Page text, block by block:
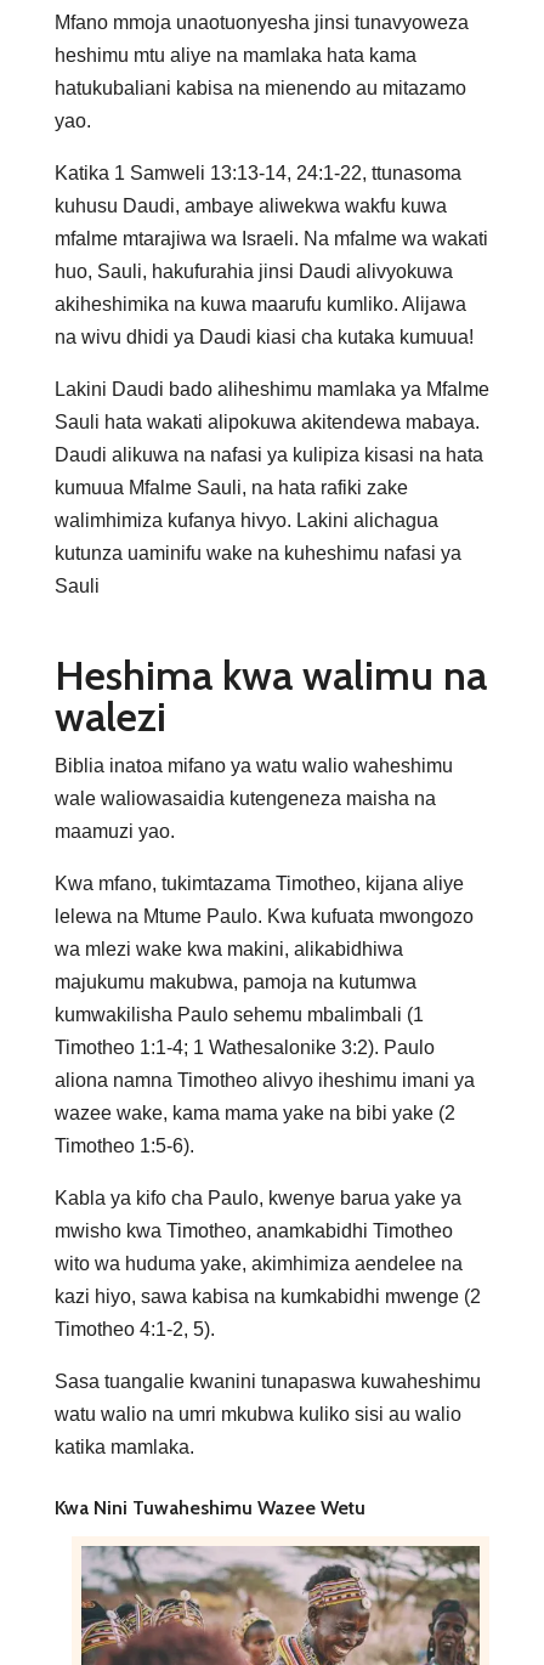
Mfano mmoja unaotuonyesha jinsi tunavyoweza
heshimu mtu aliye na mamlaka hata kama
hatukubaliani kabisa na mienendo au mitazamo
yao.
Katika 1 Samweli 13:13-14, 24:1-22, ttunasoma
kuhusu Daudi, ambaye aliwekwa wakfu kuwa
mfalme mtarajiwa wa Israeli. Na mfalme wa wakati
huo, Sauli, hakufurahia jinsi Daudi alivyokuwa
akiheshimika na kuwa maarufu kumliko. Alijawa
na wivu dhidi ya Daudi kiasi cha kutaka kumuua!
Lakini Daudi bado aliheshimu mamlaka ya Mfalme
Sauli hata wakati alipokuwa akitendewa mabaya.
Daudi alikuwa na nafasi ya kulipiza kisasi na hata
kumuua Mfalme Sauli, na hata rafiki zake
walimhimiza kufanya hivyo. Lakini alichagua
kutunza uaminifu wake na kuheshimu nafasi ya
Sauli
Heshima kwa walimu na
walezi
Biblia inatoa mifano ya watu walio waheshimu
wale waliowasaidia kutengeneza maisha na
maamuzi yao.
Kwa mfano, tukimtazama Timotheo, kijana aliye
lelewa na Mtume Paulo. Kwa kufuata mwongozo
wa mlezi wake kwa makini, alikabidhiwa
majukumu makubwa, pamoja na kutumwa
kumwakilisha Paulo sehemu mbalimbali (1
Timotheo 1:1-4; 1 Wathesalonike 3:2). Paulo
aliona namna Timotheo alivyo iheshimu imani ya
wazee wake, kama mama yake na bibi yake (2
Timotheo 1:5-6).
Kabla ya kifo cha Paulo, kwenye barua yake ya
mwisho kwa Timotheo, anamkabidhi Timotheo
wito wa huduma yake, akimhimiza aendelee na
kazi hiyo, sawa kabisa na kumkabidhi mwenge (2
Timotheo 4:1-2, 5).
Sasa tuangalie kwanini tunapaswa kuwaheshimu
watu walio na umri mkubwa kuliko sisi au walio
katika mamlaka.
Kwa Nini Tuwaheshimu Wazee Wetu